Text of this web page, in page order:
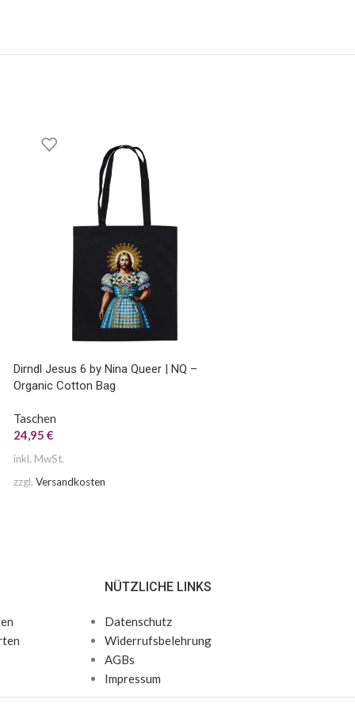
Dirndl Jesus 6 by Nina Queer | NQ –
Organic Cotton Bag
Taschen
24,95 €
inkl. MwSt.
zzgl. Versandkosten
NÜTZLICHE LINKS
Datenschutz
Widerrufsbelehrung
AGBs
Impressum